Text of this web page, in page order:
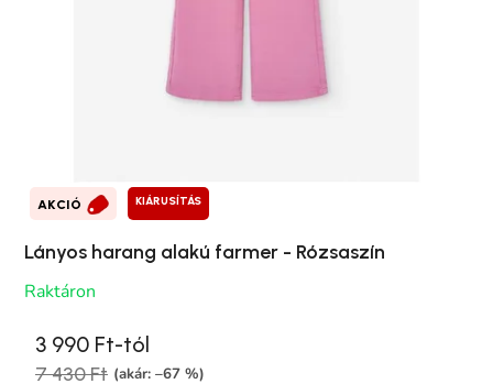
AKCIÓ KIÁRUSÍTÁS
Lányos harang alakú farmer - Rózsaszín
Raktáron
3 990 Ft-tól
7 430 Ft (akár: –67 %)